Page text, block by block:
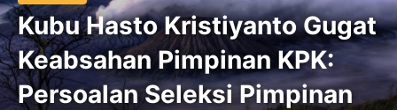
Kubu Hasto Kristiyanto Gugat
Keabsahan Pimpinan KPK:
Persoalan Seleksi Pimpinan